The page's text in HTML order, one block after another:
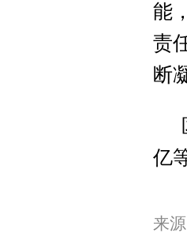
能
责
断
亿
来